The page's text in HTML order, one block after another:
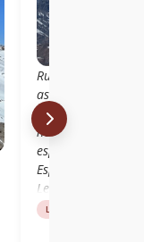
Ruta realizada
ascendiendo por
cóndores en una
horas full
espectaculares
Espinazo del
Leones. Travesía
realizada.
Libro de cumbre